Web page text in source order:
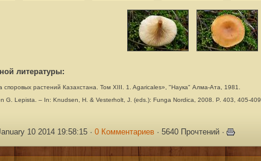
литературы:
растений Казахстана. Том XIII. 1. Agaricales», "Наука" Алма-Ата, 1981.
G. Lepista. – In: Knudsen, H. & Vesterholt, J. (eds.): Funga Nordica, 2008. P. 403, 405-409.
10 2014 19:58:15 ·0 Комментариев · 5640 Прочтений ·